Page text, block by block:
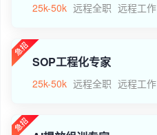
25k-50k 远程全职 远程工作
SOP工程化专家
25k-50k 远程全职 远程工作